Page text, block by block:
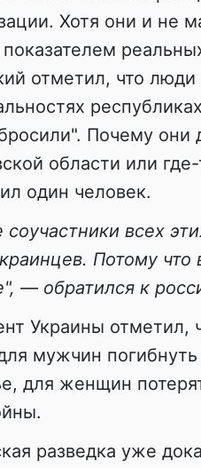
Хотя они и не
показателем
отметил, что люди
Почему они
области или
один человек.
всех
Потому
— обратился к
Украины отметил,
мужчин
для женщин
разведка уже